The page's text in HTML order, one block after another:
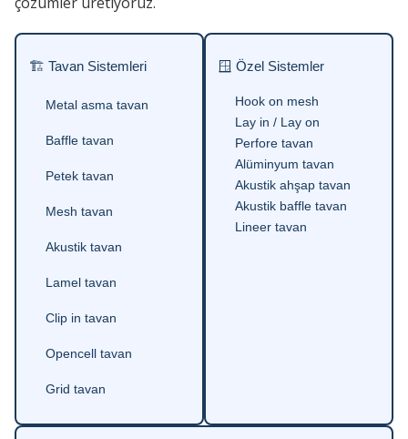
🏗 Tavan Sistemleri
Metal asma tavan
Baffle tavan
Petek tavan
Mesh tavan
Akustik tavan
Lamel tavan
Clip in tavan
Opencell tavan
Grid tavan
🪟 Özel Sistemler
Hook on mesh
Lay in / Lay on
Perfore tavan
Alüminyum tavan
Akustik ahşap tavan
Akustik baffle tavan
Lineer tavan